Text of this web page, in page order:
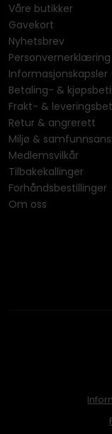
Våre butikker
Gavekort
Nyhetsbrev
Personvernerklæring
Informasjonskapsler
Betaling- &
Frakt- &
Retur & angrerett
Miljø &
Medlemsvilkår
Tilbakekallinger
Forhåndsbestillinger
Om oss